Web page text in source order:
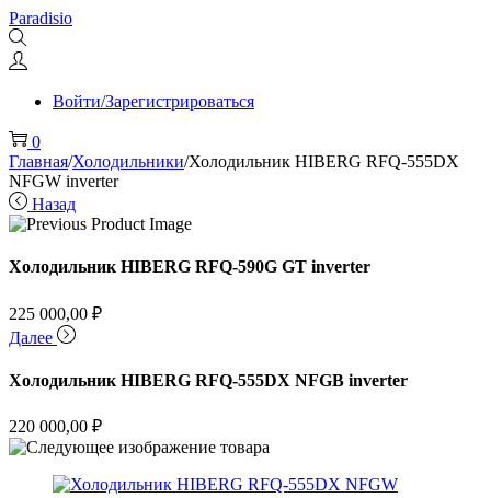
Перейти
к
навигации
Перейти
к
содержимому
Paradisio
Войти/Зарегистрироваться
0
Главная/Холодильники/Холодильник HIBERG RFQ-555DX
NFGW inverter
Назад
Холодильник HIBERG RFQ-590G GT inverter
225 000,00 ₽
Далее
Холодильник HIBERG RFQ-555DX NFGB inverter
220 000,00 ₽